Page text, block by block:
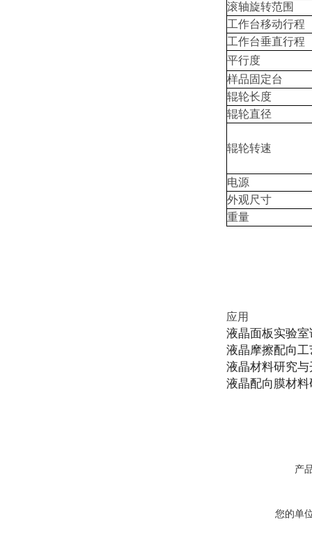
滚轴旋转范围
工作台移动行程
工作台垂直行程
平行度
样品固定台
辊轮长度
辊轮直径
辊轮转速
电源
外观尺寸
重量
应用
液晶面板实验室
液晶摩擦配向
液晶材料研究与
液晶配向膜材料
产
您的单